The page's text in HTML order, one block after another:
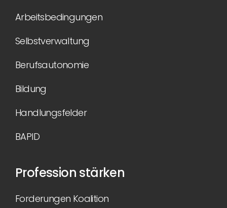
Arbeitsbedingungen
Selbstverwaltung
Berufsautonomie
Bildung
Handlungsfelder
BAPID
Profession stärken
Forderungen Koalition